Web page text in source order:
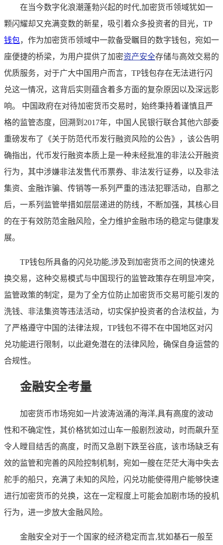
在当今数字化浪潮蓬勃兴起的时代,加密货币领域犹如一
颗闪耀却又充满变数的新星，吸引着众多投资者的目光，TP
钱包，作为加密货币领域中一款备受瞩目的数字钱包，宛如一
座便捷的桥梁，为用户提供了加密资产安全存储与高效交易的
优质服务，对于广大中国用户而言，TP钱包存在无法进行闪
兑这一情况，这背后实则蕴含着多方面的复杂原因以及深远影
响。 中国政府在对待加密货币交易时，始终秉持着谨慎且严
格的监管态度，回溯到2017年，中国人民银行联合其他六部委
重磅发布了《关于防范代币发行融资风险的公告》，该公告明
确指出，代币发行融资本质上是一种未经批准的非法公开融资
行为，其中涉嫌非法发售代币票券、非法发行证券，以及非法
集资、金融诈骗、传销等一系列严重的违法犯罪活动，自那之
后，一系列监管举措如层层递进的防线，不断加强，其核心目
的在于有效防范金融风险，全力维护金融市场的稳定与健康发
展。
TP钱包所具备的闪兑功能,涉及到加密货币之间的快速兑
换交易，这种交易模式与中国现行的监管政策存在明显冲突，
监管政策的制定，是为了全方位防止加密货币交易可能引发的
洗钱、非法集资等违法活动，切实保护投资者的合法权益，为
了严格遵守中国的法律法规，TP钱包不得不在中国地区对闪
兑功能进行限制，以此避免潜在的法律风险，确保自身运营的
合规性。
金融安全考量
加密货币市场宛如一片波涛汹涌的海洋,具有高度的波动
性和不确定性，其价格犹如过山车一般剧烈波动，时而飙升至
令人瞠目结舌的高度，时而又急剧下跌至谷底，该市场缺乏有
效的监管和完善的风险控制机制，宛如一艘在茫茫大海中失去
舵手的船只，充满了未知的风险，闪兑功能使得用户能够快速
进行加密货币的兑换，这在一定程度上可能会加剧市场的投机
行为，进一步放大金融风险。
金融安全对于一个国家的经济稳定而言,犹如基石一般至